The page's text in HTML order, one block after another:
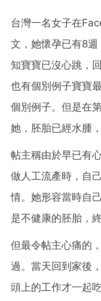
台灣一名女子在
文，她懷孕已有8
知寶寶已沒心跳，
也有個別例子寶寶
個別例子。但是在
她，胚胎已經水腫
帖主稱由於早已有
做人工流產時，自
情。她形容當時自
是不健康的胚胎，
但最令帖主心痛的
過。當天回到家後
頭上的工作才一起